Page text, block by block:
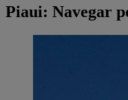
Piaui: Navegar